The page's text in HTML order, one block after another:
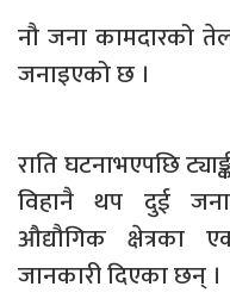
नौ जना कामदारको
जनाइएको छ ।
राति घटनाभएपछि
विहानै थप दुई
औद्यौगिक क्षेत्रका
जानकारी दिएका छन् ।